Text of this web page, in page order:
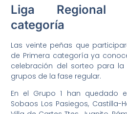
Liga Regional
categoría
Las veinte peñas que
de Primera categoría ya
celebración del sorteo para
grupos de la fase regular.
En el Grupo 1 han quedado
Sobaos Los Pasiegos, Castilla-